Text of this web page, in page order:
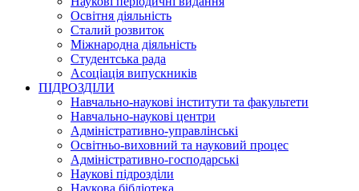
Освітня діяльність
Сталий розвиток
Міжнародна діяльність
Студентська рада
Асоціація випускників
ПІДРОЗДІЛИ
Навчально-наукові інститути та факультети
Навчально-наукові центри
Адміністративно-управлінські
Освітньо-виховний та науковий процес
Адміністративно-господарські
Наукові підрозділи
Наукова бібліотека